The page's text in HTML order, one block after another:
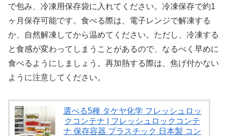
で包み、冷凍用保存袋に入れてください。冷凍保存で約1
ヶ月保存可能です。食べる際は、電子レンジで解凍する
か、自然解凍してから温めてください。ただし、冷凍する
と食感が変わってしまうことがあるので、なるべく早めに
食べるようにしましょう。再加熱する際は、焦げ付かない
ように注意してください。
選べる5種 タケヤ化学 フレッシュロッ
クコンテナ | フレッシュロックコンテ
ナ 保存容器 プラスチック 日本製 コン